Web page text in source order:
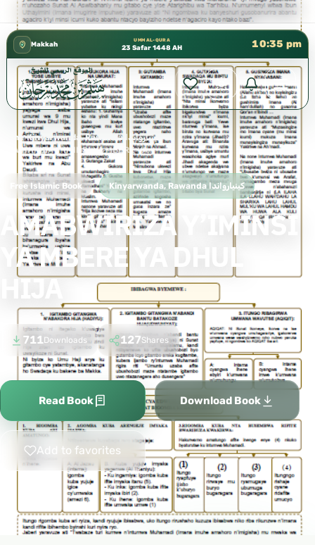
كتب الشيخ هيثم سرحان حفظه الله متوفرة مجانًا ✦
Makkah
UMM AL-QURA
23 Safar 1448 AH 10:35 pm
Home› Kinyarwanda, Rawanda كينيارواندا
›
AMABWIRIZA Y’IMINSI YA MBERE YA DHUL HIJA
Free Islamic Book Kinyarwanda, Rawanda كينيارواندا
AMABWIRIZA Y’IMINSI
YA MBERE YA DHUL
HIJA
711Downloads 127Shares
Read Book Download Book
Add to favorites